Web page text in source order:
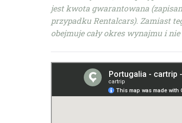
jest kwota gwarantowana
przypadku Rentalcars). Zamiast
obejmuje cały okres wynajmu i